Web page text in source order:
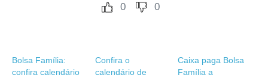
0 0
Bolsa Família:
confira calendário
Confira o
calendário de
Caixa paga Bolsa
Família a